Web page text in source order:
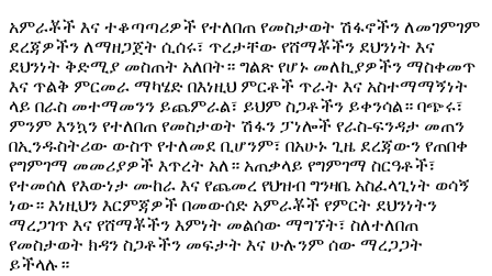
አምራቾች እና ተቆጣጣሪዎች የተለበጠ የመስታወት ሽፋኖችን ለመገምገም
ደረጃዎችን ለማዘጋጀት ሲሰሩ፣ ጥረታቸው የሸማቾችን ደህንነት እና
ደህንነት ቅድሚያ መስጠት አለበት። ግልጽ የሆኑ መለኪያዎችን ማስቀመጥ
እና ጥልቅ ምርመራ ማካሄድ በእነዚህ ምርቶች ጥራት እና አስተማማኝነት
ላይ በራስ መተማመንን ይጨምራል፣ ይህም ስጋቶችን ይቀንሳል። ባጭሩ፣
ምንም እንኳን የተለበጠ የመስታወት ሽፋን ፓነሎች የራስ-ፍንዳታ መጠን
በኢንዱስትሪው ውስጥ የተለመደ ቢሆንም፣ በአሁኑ ጊዜ ደረጃውን የጠበቀ
የግምገማ መመሪያዎች እጥረት አለ። አጠቃላይ የግምገማ ስርዓቶች፣
የተመሰለ የእውነታ ሙከራ እና የጨመረ የህዝብ ግንዛቤ አስፈላጊነት ወሳኝ
ነው። እነዚህን እርምጃዎች በመውሰድ አምራቾች የምርት ደህንነትን
ማረጋገጥ እና የሸማቾችን እምነት መልሰው ማግኘት፣ ስለተለበጠ
የመስታወት ክዳን ስጋቶችን መፍታት እና ሁሉንም ሰው ማረጋጋት
ይችላሉ።